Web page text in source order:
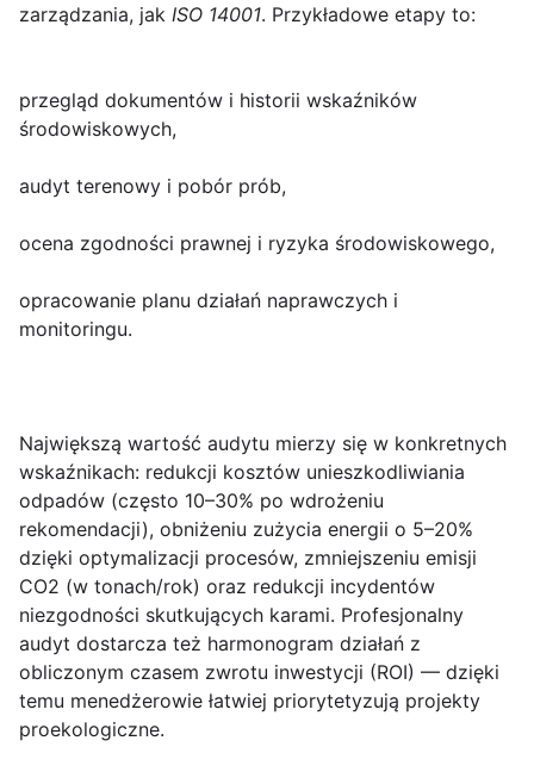
zarządzania, jak ISO 14001. Przykładowe etapy to:
przegląd dokumentów i historii wskaźników
środowiskowych,
audyt terenowy i pobór prób,
ocena zgodności prawnej i ryzyka środowiskowego,
opracowanie planu działań naprawczych i
monitoringu.
Największą wartość audytu mierzy się w konkretnych
wskaźnikach: redukcji kosztów unieszkodliwiania
odpadów (często 10–30% po wdrożeniu
rekomendacji), obniżeniu zużycia energii o 5–20%
dzięki optymalizacji procesów, zmniejszeniu emisji
CO2 (w tonach/rok) oraz redukcji incydentów
niezgodności skutkujących karami. Profesjonalny
audyt dostarcza też harmonogram działań z
obliczonym czasem zwrotu inwestycji (ROI) — dzięki
temu menedżerowie łatwiej priorytetyzują projekty
proekologiczne.